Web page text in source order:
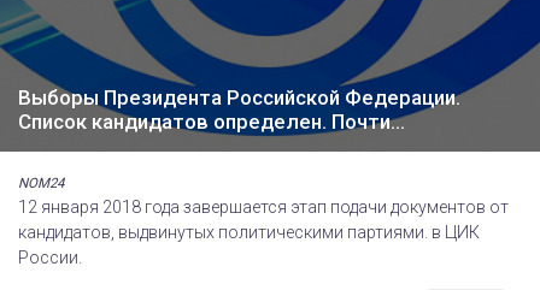
Выборы Президента Российской Федерации.
Список кандидатов определен. Почти…
NOM24
12 января 2018 года завершается этап подачи документов от
кандидатов, выдвинутых политическими партиями. в ЦИК
России.